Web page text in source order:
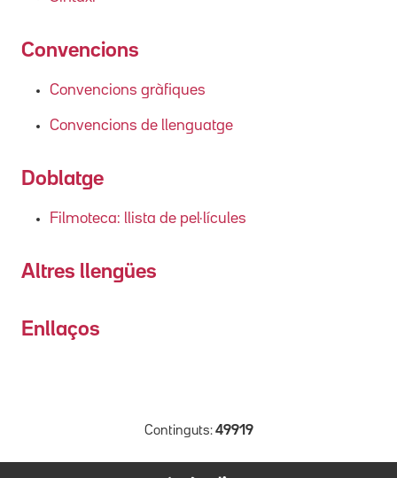
Convencions
Convencions gràfiques
Convencions de llenguatge
Doblatge
Filmoteca: llista de pel·lícules
Altres llengües
Enllaços
Continguts: 49919